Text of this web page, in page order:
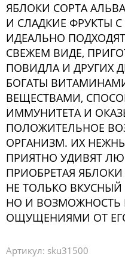
ЯБЛОКИ СОРТА
И СЛАДКИЕ ФРУКТЫ
ИДЕАЛЬНО
СВЕЖЕМ ВИДЕ,
ПОВИДЛА И ДРУГИХ
БОГАТЫ
ВЕЩЕСТВАМИ,
ИММУНИТЕТА И
ПОЛОЖИТЕЛЬНОЕ
ОРГАНИЗМ. ИХ
ПРИЯТНО УДИВЯТ
ПРИОБРЕТАЯ
НЕ ТОЛЬКО
НО И ВОЗМОЖНОСТЬ
ОЩУЩЕНИЯМИ ОТ
Артикул: sku31500